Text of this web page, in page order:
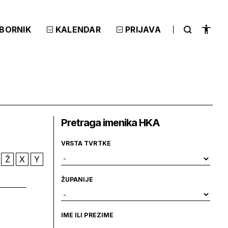
KALENDAR PRIJAVA
Ž X Y
Pretraga imenika HKA
VRSTA TVRTKE
ŽUPANIJE
IME ILI PREZIME